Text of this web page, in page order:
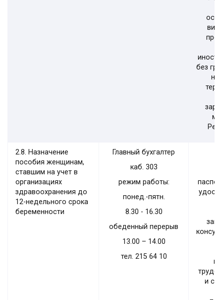
без
не
2.8. Назначение
пособия женщинам,
ставшим на учет в
организациях
здравоохранения до
12-недельного срока
беременности
Главный бухгалтер
каб. 303
режим работы:
понед.-пятн.
8.30 - 16.30
обеденный перерыв
13.00 – 14.00
тел. 215 64 10
и